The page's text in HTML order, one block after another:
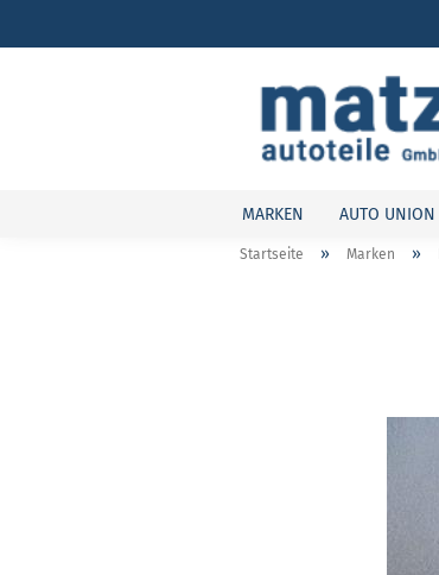
MARKEN AUTO UNION
Startseite » Marken »